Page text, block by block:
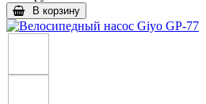
В корзину